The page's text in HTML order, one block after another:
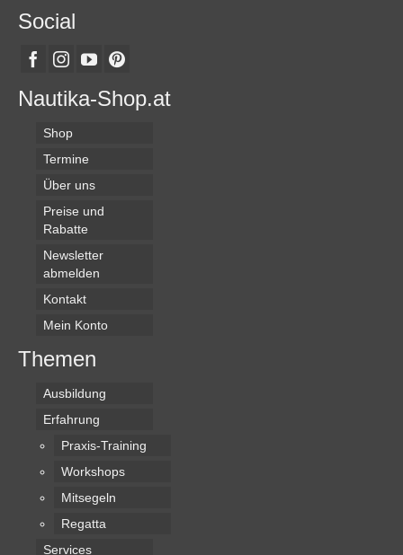
Social
Nautika-Shop.at
Shop
Termine
Über uns
Preise und
Rabatte
Newsletter
abmelden
Kontakt
Mein Konto
Themen
Ausbildung
Erfahrung
Praxis-Training
Workshops
Mitsegeln
Regatta
Services